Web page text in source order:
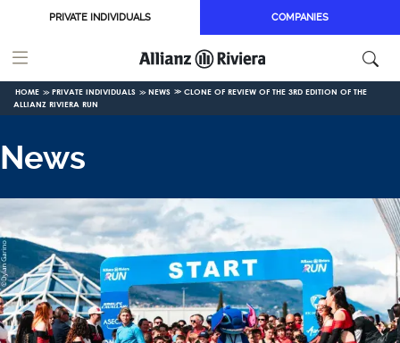
Skip to main content
PRIVATE INDIVIDUALS COMPANIES
HOME PRIVATE INDIVIDUALS NEWS
CLONE OF REVIEW OF THE 3RD EDITION OF THE
ALLIANZ RIVIERA RUN
News